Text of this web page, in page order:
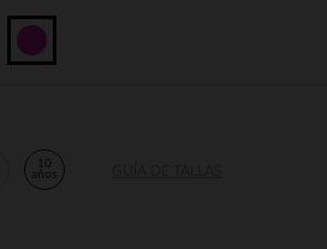
10
años